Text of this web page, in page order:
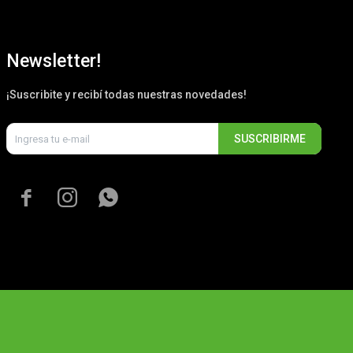
Newsletter!
¡Suscribite y recibí todas nuestras novedades!
SUSCRIBIRME
  